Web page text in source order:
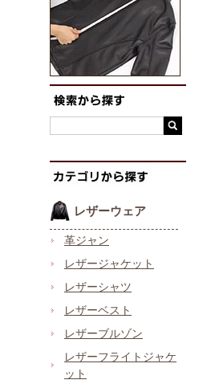
レザーウェア
革ジャン
レザージャケット
レザーシャツ
レザーベスト
レザーブルゾン
レザーフライトジャケ
ット